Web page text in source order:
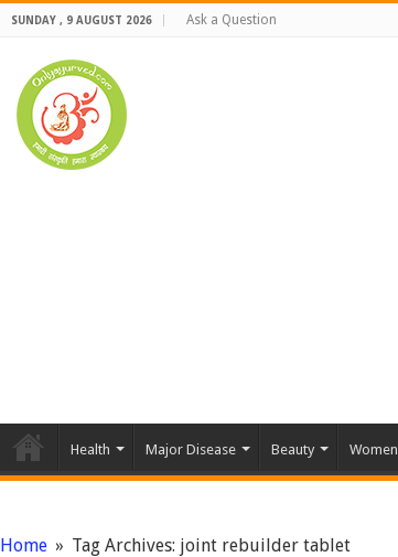
SUNDAY , 9 AUGUST 2026 Ask a Question
Health Major Disease Beauty Women
Home » Tag Archives: joint rebuilder tablet